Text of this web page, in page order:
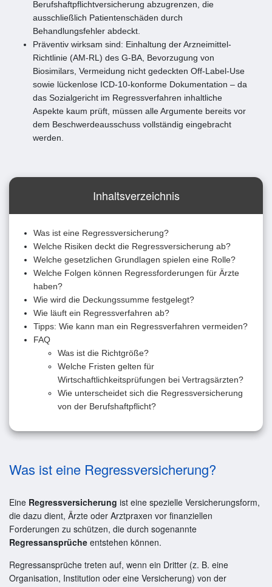
Berufshaftpflichtversicherung abzugrenzen, die
ausschließlich Patientenschäden durch
Behandlungsfehler abdeckt.
Präventiv wirksam sind: Einhaltung der Arzneimittel-
Richtlinie (AM-RL) des G-BA, Bevorzugung von
Biosimilars, Vermeidung nicht gedeckten Off-Label-Use
sowie lückenlose ICD-10-konforme Dokumentation – da
das Sozialgericht im Regressverfahren inhaltliche
Aspekte kaum prüft, müssen alle Argumente bereits vor
dem Beschwerdeausschuss vollständig eingebracht
werden.
Inhaltsverzeichnis
Was ist eine Regressversicherung?
Welche Risiken deckt die Regressversicherung ab?
Welche gesetzlichen Grundlagen spielen eine Rolle?
Welche Folgen können Regressforderungen für Ärzte
haben?
Wie wird die Deckungssumme festgelegt?
Wie läuft ein Regressverfahren ab?
Tipps: Wie kann man ein Regressverfahren vermeiden?
FAQ
Was ist die Richtgröße?
Welche Fristen gelten für
Wirtschaftlichkeitsprüfungen bei Vertragsärzten?
Wie unterscheidet sich die Regressversicherung
von der Berufshaftpflicht?
Was ist eine Regressversicherung?
Eine Regressversicherung ist eine spezielle Versicherungsform,
die dazu dient, Ärzte oder Arztpraxen vor finanziellen
Forderungen zu schützen, die durch sogenannte
Regressansprüche entstehen können.
Regressansprüche treten auf, wenn ein Dritter (z. B. eine
Organisation, Institution oder eine Versicherung) von der